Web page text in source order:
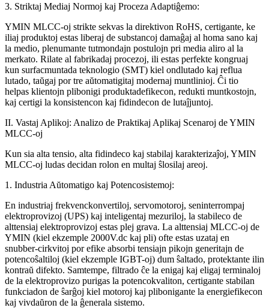
3. Striktaj Mediaj Normoj kaj Proceza Adaptiĝemo:
YMIN MLCC-oj strikte sekvas la direktivon RoHS, certigante, ke
iliaj produktoj estas liberaj de substancoj damaĝaj al homa sano kaj
la medio, plenumante tutmondajn postulojn pri media aliro al la
merkato. Rilate al fabrikadaj procezoj, ili estas perfekte kongruaj
kun surfacmuntada teknologio (SMT) kiel ondlutado kaj reflua
lutado, taŭgaj por tre aŭtomatigitaj modernaj muntlinioj. Ĉi tio
helpas klientojn plibonigi produktadefikecon, redukti muntkostojn,
kaj certigi la konsistencon kaj fidindecon de lutaĵjuntoj.
II. Vastaj Aplikoj: Analizo de Praktikaj Aplikaj Scenaroj de YMIN
MLCC-oj
Kun sia alta tensio, alta fidindeco kaj stabilaj karakterizaĵoj, YMIN
MLCC-oj ludas decidan rolon en multaj ŝlosilaj areoj.
1. Industria Aŭtomatigo kaj Potencosistemoj:
En industriaj frekvenckonvertiloj, servomotoroj, seninterrompaj
elektroprovizoj (UPS) kaj inteligentaj mezuriloj, la stabileco de
alttensiaj elektroprovizoj estas plej grava. La alttensiaj MLCC-oj de
YMIN (kiel ekzemple 2000V.dc kaj pli) ofte estas uzataj en
snubber-cirkvitoj por efike absorbi tensiajn pikojn generitajn de
potencoŝaltiloj (kiel ekzemple IGBT-oj) dum ŝaltado, protektante ilin
kontraŭ difekto. Samtempe, filtrado ĉe la enigaj kaj eligaj terminaloj
de la elektroprovizo purigas la potencokvaliton, certigante stabilan
funkciadon de ŝarĝoj kiel motoroj kaj plibonigante la energiefikecon
kaj vivdaŭron de la ĝenerala sistemo.